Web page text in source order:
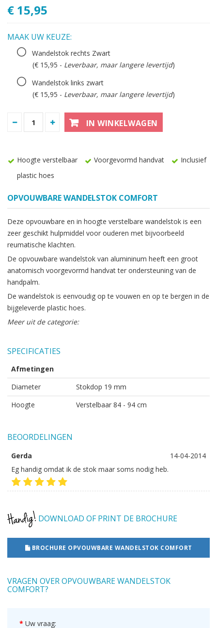
€ 15,95
MAAK UW KEUZE:
Wandelstok rechts Zwart
(€ 15,95 - Leverbaar, maar langere levertijd)
Wandelstok links zwart
(€ 15,95 - Leverbaar, maar langere levertijd)
IN WINKELWAGEN
Hoogte verstelbaar Voorgevormd handvat
Inclusief
plastic hoes
OPVOUWBARE WANDELSTOK COMFORT
Deze opvouwbare en in hoogte verstelbare wandelstok is een
zeer geschikt hulpmiddel voor ouderen met bijvoorbeeld
reumatische klachten.
De opvouwbare wandelstok van alumininum heeft een groot
anatomisch voorgevormd handvat ter ondersteuning van de
handpalm.
De wandelstok is eenvoudig op te vouwen en op te bergen in de
bijgeleverde plastic hoes.
Meer uit de categorie:
SPECIFICATIES
Afmetingen
Diameter
Stokdop 19 mm
Hoogte
Verstelbaar 84 - 94 cm
BEOORDELINGEN
Gerda
14-04-2014
Eg handig omdat ik de stok maar soms nodig heb.
DOWNLOAD OF PRINT DE BROCHURE
BROCHURE OPVOUWBARE WANDELSTOK COMFORT
VRAGEN OVER OPVOUWBARE WANDELSTOK
COMFORT?
Uw vraag: